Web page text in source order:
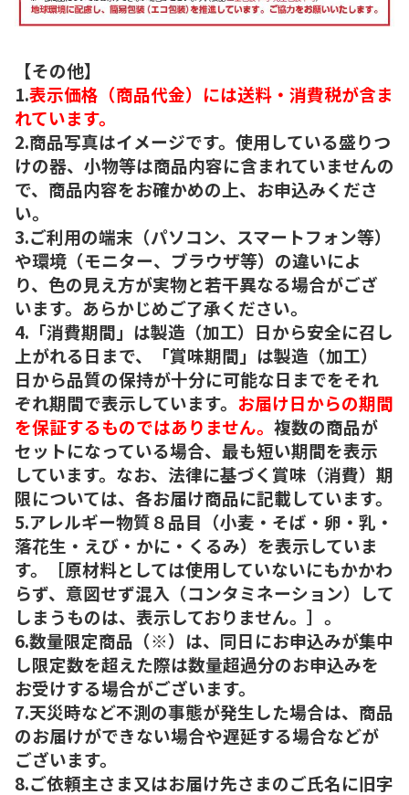
【その他】
1.表示価格（商品代金）には送料・消費税が含ま
れています。
2.商品写真はイメージです。使用している盛りつ
けの器、小物等は商品内容に含まれていませんの
で、商品内容をお確かめの上、お申込みくださ
い。
3.ご利用の端末（パソコン、スマートフォン等）
や環境（モニター、ブラウザ等）の違いによ
り、色の見え方が実物と若干異なる場合がござ
います。あらかじめご了承ください。
4.「消費期間」は製造（加工）日から安全に召し
上がれる日まで、「賞味期間」は製造（加工）
日から品質の保持が十分に可能な日までをそれ
ぞれ期間で表示しています。 お届け日からの期間
を保証するものではありません。 複数の商品が
セットになっている場合、最も短い期間を表示
しています。なお、法律に基づく賞味（消費）期
限については、各お届け商品に記載しています。
5.アレルギー物質８品目（小麦・そば・卵・乳・
落花生・えび・かに・くるみ）を表示していま
す。［原材料としては使用していないにもかかわ
らず、意図せず混入（コンタミネーション）して
しまうものは、表示しておりません。］。
6.数量限定商品（※）は、同日にお申込みが集中
し限定数を超えた際は数量超過分のお申込みを
お受けする場合がございます。
7.天災時など不測の事態が発生した場合は、商品
のお届けができない場合や遅延する場合などが
ございます。
8.ご依頼主さま又はお届け先さまのご氏名に旧字